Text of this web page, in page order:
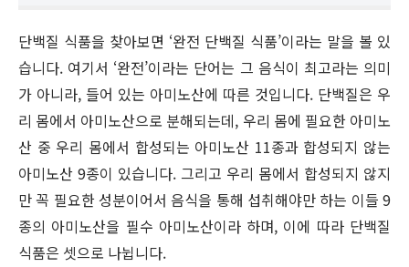
단백질 식품을 찾아보면 ‘완전 단백질 식품’이라는 말을 볼 있
습니다. 여기서 ‘완전’이라는 단어는 그 음식이 최고라는 의미
가 아니라, 들어 있는 아미노산에 따른 것입니다. 단백질은 우
리 몸에서 아미노산으로 분해되는데, 우리 몸에 필요한 아미노
산 중 우리 몸에서 합성되는 아미노산 11종과 합성되지 않는
아미노산 9종이 있습니다. 그리고 우리 몸에서 합성되지 않지
만 꼭 필요한 성분이어서 음식을 통해 섭취해야만 하는 이들 9
종의 아미노산을 필수 아미노산이라 하며, 이에 따라 단백질
식품은 셋으로 나뉩니다.